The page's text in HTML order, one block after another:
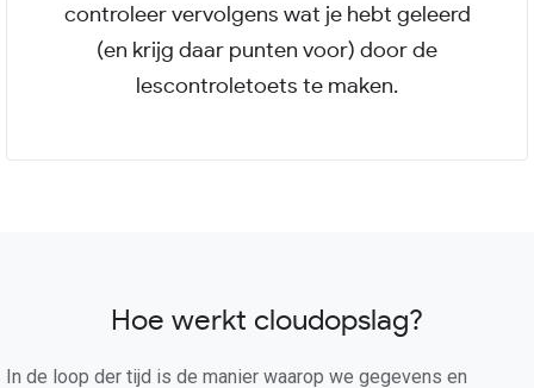
controleer vervolgens wat je hebt geleerd
(en krijg daar punten voor) door de
lescontroletoets te maken.
Hoe werkt cloudopslag?
In de loop der tijd is de manier waarop we gegevens en